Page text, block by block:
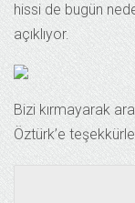
hissi de bugün
açıklıyor.
Bizi kırmayarak
Öztürk’e